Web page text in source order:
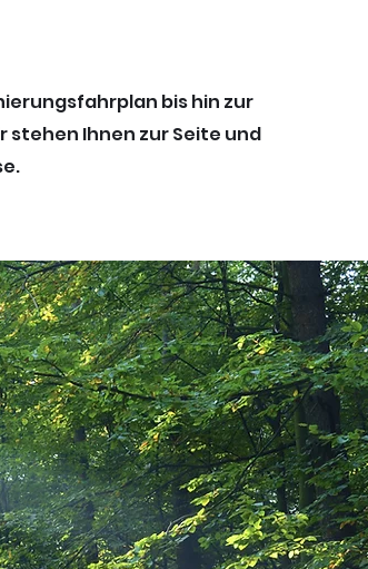
bis hin zur
stehen Ihnen zur Seite und